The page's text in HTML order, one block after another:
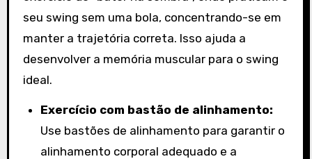
seu swing sem uma bola, concentrando-se em
manter a trajetória correta. Isso ajuda a
desenvolver a memória muscular para o swing
ideal.
Exercício com bastão de alinhamento:
Use bastões de alinhamento para garantir o
alinhamento corporal adequado e a